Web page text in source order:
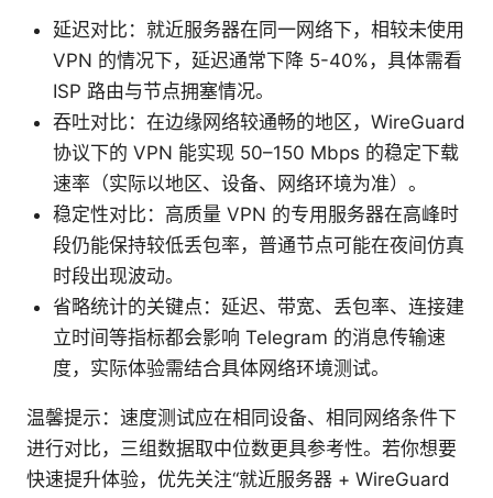
延迟对比：就近服务器在同一网络下，相较未使用
VPN 的情况下，延迟通常下降 5-40%，具体需看
ISP 路由与节点拥塞情况。
吞吐对比：在边缘网络较通畅的地区，WireGuard
协议下的 VPN 能实现 50–150 Mbps 的稳定下载
速率（实际以地区、设备、网络环境为准）。
稳定性对比：高质量 VPN 的专用服务器在高峰时
段仍能保持较低丢包率，普通节点可能在夜间仿真
时段出现波动。
省略统计的关键点：延迟、带宽、丢包率、连接建
立时间等指标都会影响 Telegram 的消息传输速
度，实际体验需结合具体网络环境测试。
温馨提示：速度测试应在相同设备、相同网络条件下
进行对比，三组数据取中位数更具参考性。若你想要
快速提升体验，优先关注“就近服务器 + WireGuard